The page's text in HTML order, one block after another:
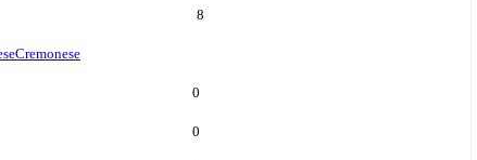
8
Cremonese
0
0